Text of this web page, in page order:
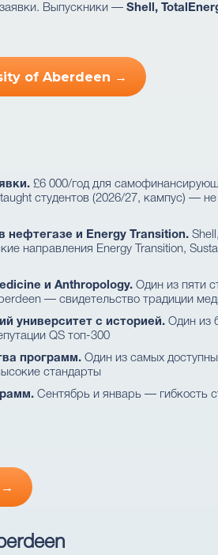
Выпускники — Shell,
of Aberdeen →
£6 000/год для
студентов (2026/27, кампус) —
нефтегазе и Energy Transition.
направления Energy Transition,
и Anthropology. Один из пяти
— свидетельство традиции
университет с историей. Один из
QS топ-300
программ. Один из самых
стандарты
Сентябрь и январь — гибкость
→